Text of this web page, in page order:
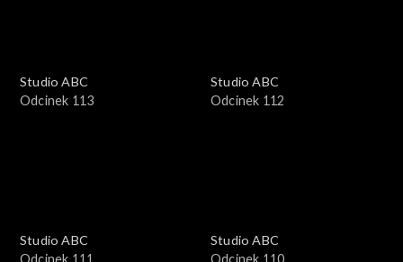
Studio ABC
Odcinek 113
Studio ABC
Odcinek 112
Studio ABC
Odcinek 111
Studio ABC
Odcinek 110